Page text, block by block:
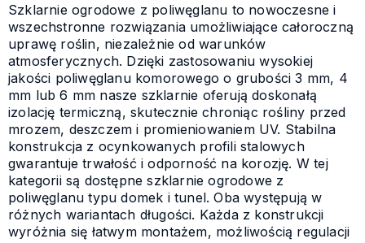
Szklarnie ogrodowe z poliwęglanu to nowoczesne i
wszechstronne rozwiązania umożliwiające całoroczną
uprawę roślin, niezależnie od warunków
atmosferycznych. Dzięki zastosowaniu wysokiej
jakości poliwęglanu komorowego o grubości 3 mm, 4
mm lub 6 mm nasze szklarnie oferują doskonałą
izolację termiczną, skutecznie chroniąc rośliny przed
mrozem, deszczem i promieniowaniem UV. Stabilna
konstrukcja z ocynkowanych profili stalowych
gwarantuje trwałość i odporność na korozję. W tej
kategorii są dostępne szklarnie ogrodowe z
poliwęglanu typu domek i tunel. Oba występują w
różnych wariantach długości. Każda z konstrukcji
wyróżnia się łatwym montażem, możliwością regulacji